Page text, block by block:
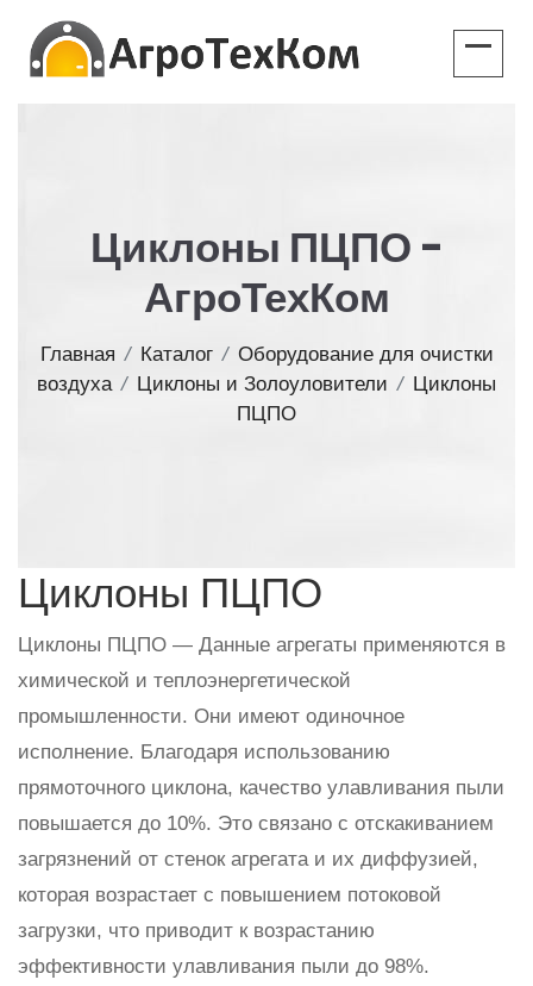
Циклоны ПЦПО -
АгроТехКом
Главная / Каталог / Оборудование для очистки
воздуха / Циклоны и Золоуловители / Циклоны
ПЦПО
Циклоны ПЦПО
Циклоны ПЦПО — Данные агрегаты применяются в
химической и теплоэнергетической
промышленности. Они имеют одиночное
исполнение. Благодаря использованию
прямоточного циклона, качество улавливания пыли
повышается до 10%. Это связано с отскакиванием
загрязнений от стенок агрегата и их диффузией,
которая возрастает с повышением потоковой
загрузки, что приводит к возрастанию
эффективности улавливания пыли до 98%.